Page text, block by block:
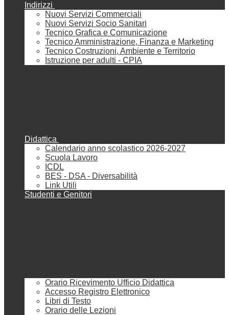
Indirizzi
Nuovi Servizi Commerciali
Nuovi Servizi Socio Sanitari
Tecnico Grafica e Comunicazione
Tecnico Amministrazione, Finanza e Marketing
Tecnico Costruzioni, Ambiente e Territorio
Istruzione per adulti - CPIA
Didattica
Calendario anno scolastico 2026-2027
Scuola Lavoro
ICDL
BES - DSA - Diversabilità
Link Utili
Studenti e Genitori
Orario Ricevimento Ufficio Didattica
Accesso Registro Elettronico
Libri di Testo
Orario delle Lezioni